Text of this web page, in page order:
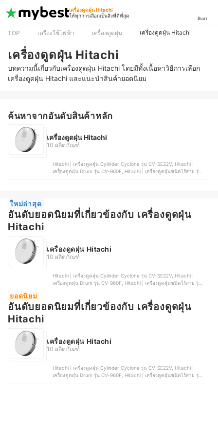
เครื่องดูดฝุ่น Hitachi
ให้ทุกการเลือกเป็นสิ่งที่ดีที่สุด
ค้นหา
TOP เครื่องใช้ไฟฟ้า เครื่องดูดฝุ่น เครื่องดูดฝุ่น Hitachi
เครื่องดูดฝุ่น Hitachi
บทความนี้เกี่ยวกับเครื่องดูดฝุ่น Hitachi โดยมีทั้งเนื้อหาวิธีการเลือก
เครื่องดูดฝุ่น Hitachi และแนะนำสินค้ายอดนิยม
ค้นหาจากอันดับสินค้าหลัก
เครื่องดูดฝุ่น Hitachi
10 ผลิตภัณฑ์
Hitachi | เครื่องดูดฝุ่น Cylinder Cyclone รุ่น CV-SE22V, Hitachi |
เครื่องดูดฝุ่น Drum รุ่น CV-960F, Hitachi | เครื่องดูดฝุ่นชนิดไร้สาย รุ่น
ใหม่ล่าสุด
อันดับยอดนิยมที่เกี่ยวข้องกับ เครื่องดูดฝุ่น
Hitachi
เครื่องดูดฝุ่น Hitachi
10 ผลิตภัณฑ์
Hitachi | เครื่องดูดฝุ่น Cylinder Cyclone รุ่น CV-SE22V, Hitachi |
เครื่องดูดฝุ่น Drum รุ่น CV-960F, Hitachi | เครื่องดูดฝุ่นชนิดไร้สาย รุ่น
ยอดนิยม
อันดับยอดนิยมที่เกี่ยวข้องกับ เครื่องดูดฝุ่น
Hitachi
เครื่องดูดฝุ่น Hitachi
10 ผลิตภัณฑ์
Hitachi | เครื่องดูดฝุ่น Cylinder Cyclone รุ่น CV-SE22V, Hitachi |
เครื่องดูดฝุ่น Drum รุ่น CV-960F, Hitachi | เครื่องดูดฝุ่นชนิดไร้สาย รุ่น